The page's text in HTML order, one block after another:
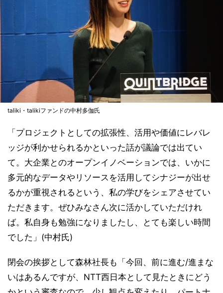
taliki・talikiファンドの中村多伽氏
「プロジェクトとしての拡張性、活用や価値にレバレ
ッジが利かせられるかといった話が議論では出てい
て。大企業とのオープンイノベーションでは、いかに
多元的なデータやリソースを活用してシナジーが出せ
るかが重視されるという、私の学びをシェアさせてい
ただきます。ぜひみなさん次に活かしていただけれ
ば。私自身も勉強になりましたし、とても楽しい時間
でした」(中村氏)
閉会の挨拶として森林社長も「今回、前に進む/進まな
いはあるんですが、NTT西日本として見たときにどう